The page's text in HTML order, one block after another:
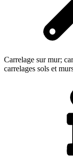
Carrelage sur mur;
carrelages sols et